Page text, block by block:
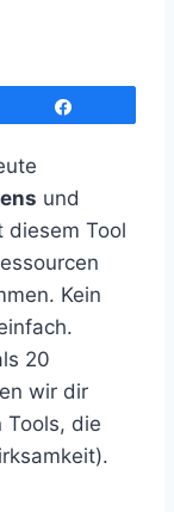
und
diesem Tool
Kein
20
wir dir
die